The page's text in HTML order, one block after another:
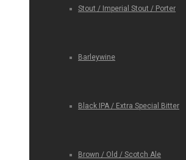
Stout / Imperial Stout / Porter
Barleywine
Black IPA / Extra Special Bitter
Brown / Old / Scotch Ale